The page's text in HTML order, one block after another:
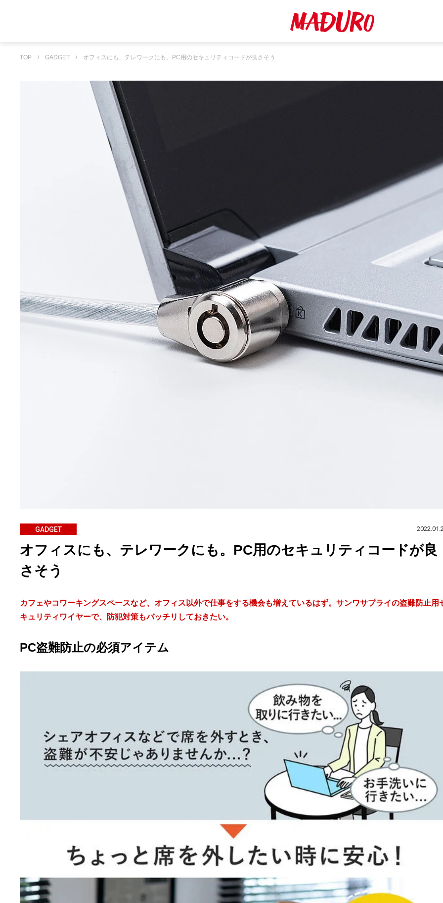
TOP / GADGET / オフィスにも、テレワークにも。PC用のセキュリティコードが良さそう
GADGET
オフィスにも、テレワークにも。PC用のセキュリティコードが良
さそう
カフェやコワーキングスペースなど、オフィス以外で仕事をする機会も増えているはず。サンワサプライの盗難防止用
キュリティワイヤーで、防犯対策もバッチリしておきたい。
PC盗難防止の必須アイテム